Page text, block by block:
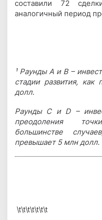
составили 72
аналогичный период
¹ Раунды А и B –
стадии развития,
долл.
Раунды С и D –
преодоления
большинстве
превышает 5 млн долл.
\t\t\t\t\t\t\t